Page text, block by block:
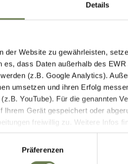
Details
der Website zu gewährleisten,
es, dass Daten außerhalb des
(z.B. Google Analytics).
umsetzen und ihren Erfolg
YouTube). Für die genannten
Ihrem Gerät gespeichert oder
freiwillig zu. Weitere Infos
auch die Einwilligung zur
sofern für den
In den USA ist es möglich, dass
Präferenzen
Spiegel